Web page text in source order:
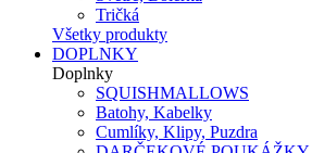
Tričká
Všetky produkty
DOPLNKY
Doplnky
SQUISHMALLOWS
Batohy, Kabelky
Cumlíky, Klipy, Puzdra